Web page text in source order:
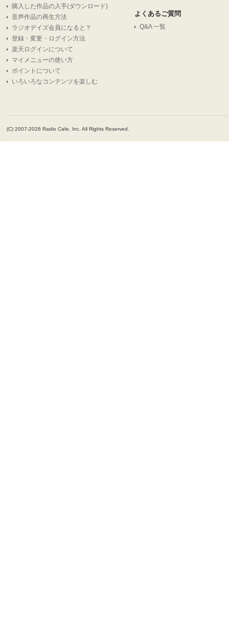
購入した作品の入手(ダウンロード)
音声作品の再生方法
ラジオデイズ会員になると？
登録・変更・ログイン方法
楽天ログインについて
マイメニューの使い方
ポイントについて
いろいろなコンテンツを楽しむ
よくあるご質問
Q&A 一覧
(C) 2007-2026 Radio Cafe, Inc. All Rights Reserved.